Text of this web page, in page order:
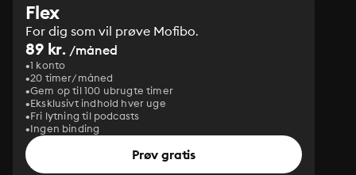
Flex
For dig som vil prøve Mofibo.
89 kr. /måned
1 konto
20 timer/måned
Gem op til 100 ubrugte timer
Eksklusivt indhold hver uge
Fri lytning til podcasts
Ingen binding
Prøv gratis